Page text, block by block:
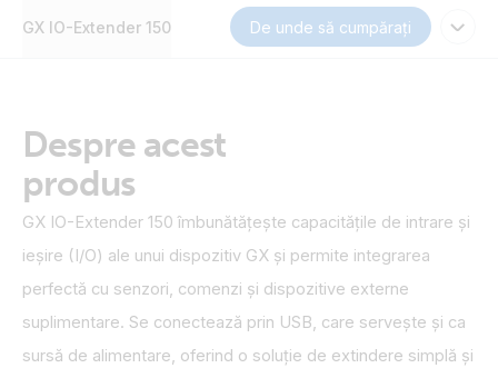
GX IO-Extender 150 De unde să cumpărați
Despre acest
produs
GX IO-Extender 150 îmbunătățește capacitățile de intrare și
ieșire (I/O) ale unui dispozitiv GX și permite integrarea
perfectă cu senzori, comenzi și dispozitive externe
suplimentare. Se conectează prin USB, care servește și ca
sursă de alimentare, oferind o soluție de extindere simplă și